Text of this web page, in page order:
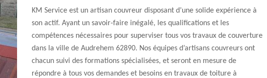
KM Service est un artisan couvreur disposant d’une solide expérience à
son actif. Ayant un savoir-faire inégalé, les qualifications et les
compétences nécessaires pour superviser tous vos travaux de couverture
dans la ville de Audrehem 62890. Nos équipes d’artisans couvreurs ont
chacun suivi des formations spécialisées, et seront en mesure de
répondre à tous vos demandes et besoins en travaux de toiture à